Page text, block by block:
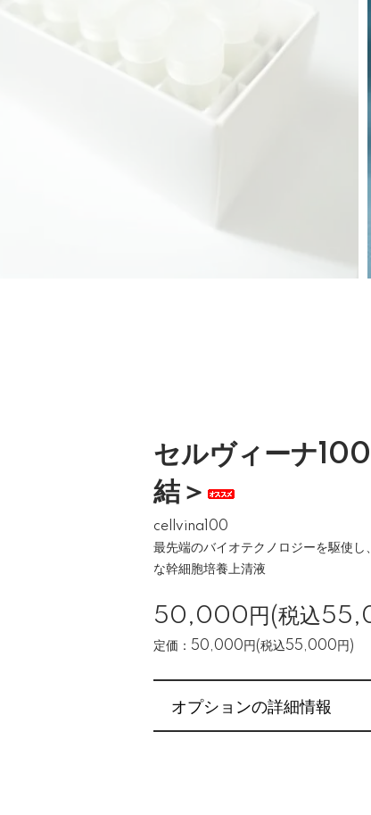
セルヴィーナ
結＞
cellvina100
最先端のバイオテクノロジーを駆使
な幹細胞培養上清液
50,000円(税込
定価：50,000円(税込55,000円)
オプションの詳細情報